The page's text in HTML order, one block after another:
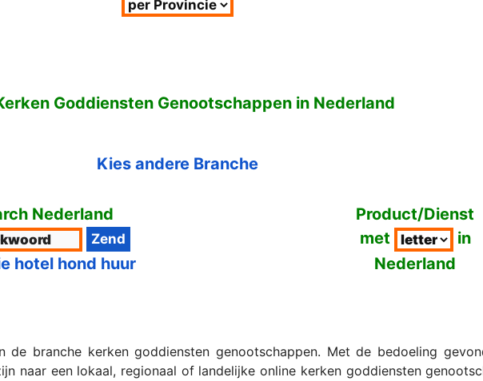
Goddiensten Genootschappen in Nederland
Kies andere Branche
Nederland
hotel hond huur
Product/Dienst
met
in
Nederland
de branche kerken goddiensten genootschappen. Met de bedoeling
naar een lokaal, regionaal of landelijke online kerken goddiensten